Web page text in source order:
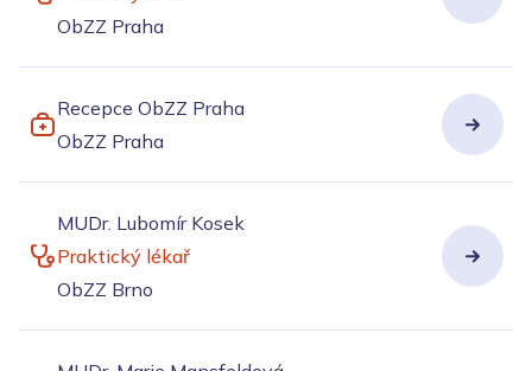
ObZZ Praha
Recepce ObZZ Praha
ObZZ Praha
MUDr. Lubomír Kosek
Praktický lékař
ObZZ Brno